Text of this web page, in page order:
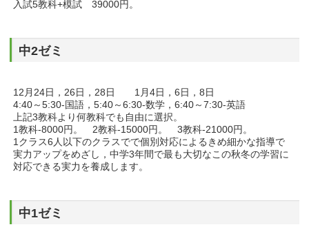
入試5教科+模試 39000円。
中2ゼミ
12月24日，26日，28日 1月4日，6日，8日
4:40～5:30‐国語，5:40～6:30‐数学，6:40～7:30‐英語
上記3教科より何教科でも自由に選択。
1教科‐8000円。 2教科‐15000円。 3教科‐21000円。
1クラス6人以下のクラスでで個別対応によるきめ細かな指導で
実力アップをめざし，中学3年間で最も大切なこの秋冬の学習に
対応できる実力を養成します。
中1ゼミ